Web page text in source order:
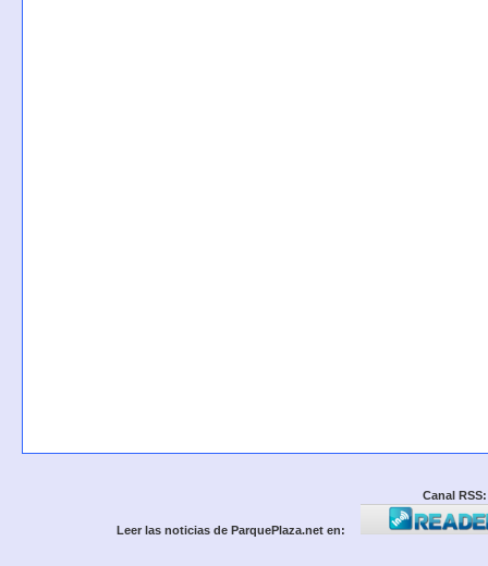
Canal RSS:
Leer las noticias de ParquePlaza.net en: